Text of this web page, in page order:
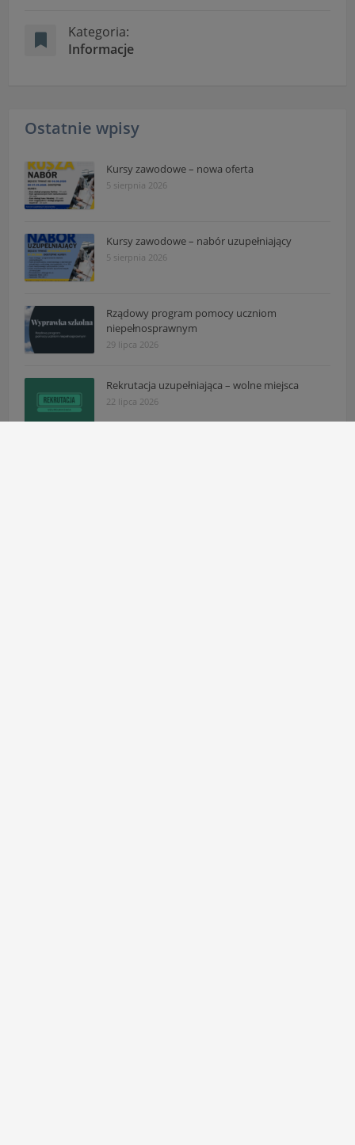
Kategoria:
Informacje
Ostatnie wpisy
Kursy zawodowe – nowa oferta
5 sierpnia 2026
Kursy zawodowe – nabór uzupełniający
5 sierpnia 2026
Rządowy program pomocy uczniom
niepełnosprawnym
29 lipca 2026
Rekrutacja uzupełniająca – wolne miejsca
22 lipca 2026